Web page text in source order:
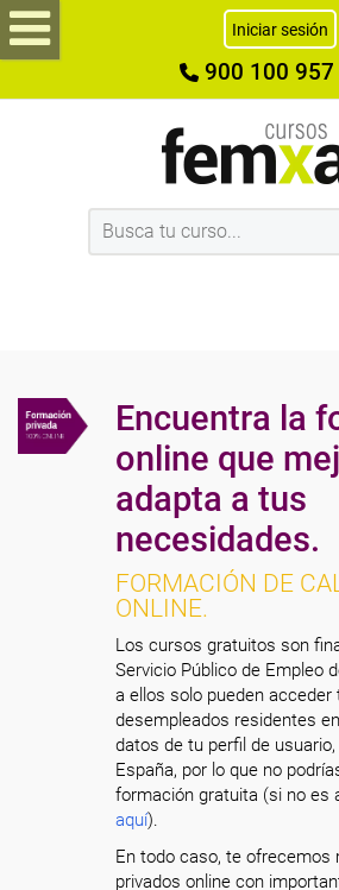
Iniciar sesión
900 100 957
Encuentra la
online que
adapta a tus
necesidades.
FORMACIÓN DE
ONLINE.
Los cursos gratuitos son
Servicio Público de Empleo
a ellos solo pueden acceder
desempleados residentes
datos de tu perfil de
España, por lo que no
formación gratuita (si no es
aquí).
En todo caso, te ofrecemos
privados online con